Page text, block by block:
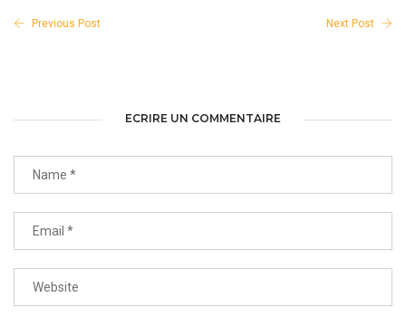
Previous Post Next Post
ECRIRE UN COMMENTAIRE